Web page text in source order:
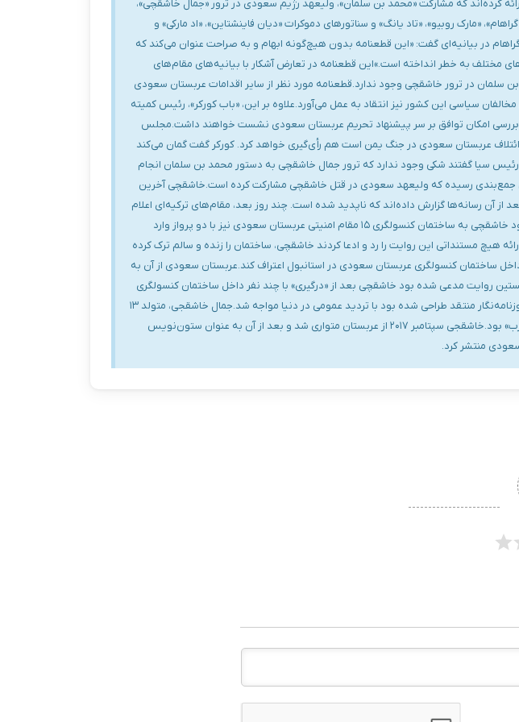
کرده‌اند که مشارکت «محمد بن سلمان»، ولیعهد رژیم سعودی در ترور «جمال خاشقچی»،
«مارک روبیو»، «تاد یانگ» و سناتورهای دموکرات «دیان فاینشتاین»، «اد مارکی» و
در بیانیه‌ای گفت: «این قطعنامه بدون هیچ‌‌گونه ابهام و به صراحت عنوان می‌کند که
مختلف به خطر انداخته است.»این قطعنامه در تعارض آشکار با بیانیه‌های مقام‌های
سلمان در ترور خاشقچی وجود ندارد.قطعنامه مورد نظر از سایر اقدامات عربستان سعودی
سیاسی این کشور نیز انتقاد به عمل می‌آورد.علاوه بر این، «باب کورکر»، رئیس کمیته
امکان توافق بر سر پیشنهاد تحریم عربستان سعودی نشست خواهند داشت.مجلس
ائتلاف عربستان سعودی در جنگ یمن است هم رأی‌گیری خواهد کرد. کورکر گفت گمان می‌کند
رئیس سیا گفتند شکی وجود ندارد که ترور جمال خاشقچی به دستور محمد بن سلمان انجام
جمع‌بندی رسیده که ولیعهد سعودی در قتل خاشقچی مشارکت کرده است.خاشقچی آخرین
شد و بعد از آن رسانه‌ها گزارش داده‌اند که ناپدید شده است. چند روز بعد، مقام‌های ترکیه‌ای اعلام
کردند او در داخل این ساختمان کشته شده و بدنش قطعه قطعه شده است.آنکارا اعلام کرد همزمان با ورود خاشقچی به ساختمان کنسولگری ۱۵ مقام امنیتی عربستان سعودی نیز با دو پرواز وارد
مستنداتی این روایت را رد و ادعا کردند خاشقچی، ساختمان را زنده و سالم ترک کرده
۲۸ مهر مجبور شد به کشته شدن خاشقچی داخل ساختمان کنسولگری عربستان سعودی در استانبول اعتراف کند.عربستان سعودی از آن به
روایت مدعی شده بود خاشقچی بعد از «درگیری» با چند نفر داخل ساختمان کنسولگری
«فوت» کرده است.روایت عربستان سعودی که با هدف تبرئه عوامل رده بالای حکومتی از مشارکت در قتل روزنامه‌نگار منتقد طراحی شده بود با تردید عمومی در دنیا مواجه شد.جمال خاشقجی، متولد ۱۳
اکتبر ۱۹۵۸ (۲۱ مهرماه ۱۳۳۷ شمسی) بود. او قبلاً سردبیر روزنامه «الوطن» و بعد از آن مدیر شبکه خبری «العرب» بود.خاشقجی سپتامبر ۲۰۱۷ از عربستان متواری شد و بعد از آن به عنوان ستون‌نویس
منتشر کرد.